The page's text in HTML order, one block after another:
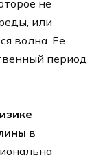
не
или
волна. Ее
период
в